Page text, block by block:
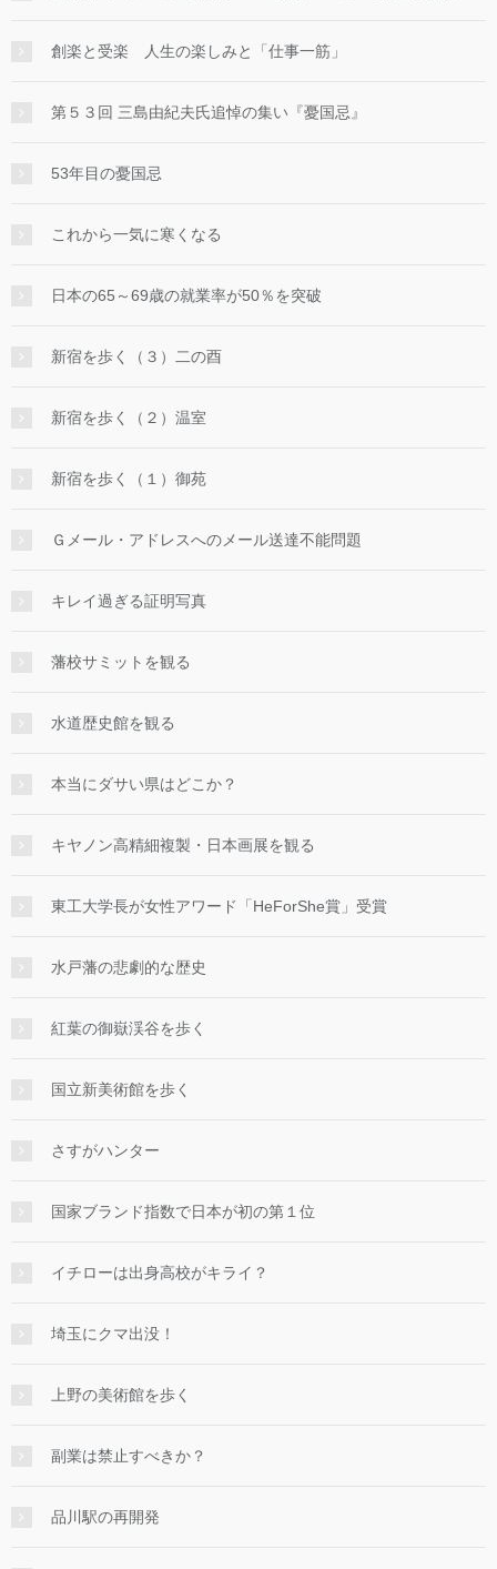
創楽と受楽 人生の楽しみと「仕事一筋」
第５３回 三島由紀夫氏追悼の集い『憂国忌』
53年目の憂国忌
これから一気に寒くなる
日本の65～69歳の就業率が50％を突破
新宿を歩く（３）二の酉
新宿を歩く（２）温室
新宿を歩く（１）御苑
Ｇメール・アドレスへのメール送達不能問題
キレイ過ぎる証明写真
藩校サミットを観る
水道歴史館を観る
本当にダサい県はどこか？
キヤノン高精細複製・日本画展を観る
東工大学長が女性アワード「HeForShe賞」受賞
水戸藩の悲劇的な歴史
紅葉の御嶽渓谷を歩く
国立新美術館を歩く
さすがハンター
国家ブランド指数で日本が初の第１位
イチローは出身高校がキライ？
埼玉にクマ出没！
上野の美術館を歩く
副業は禁止すべきか？
品川駅の再開発